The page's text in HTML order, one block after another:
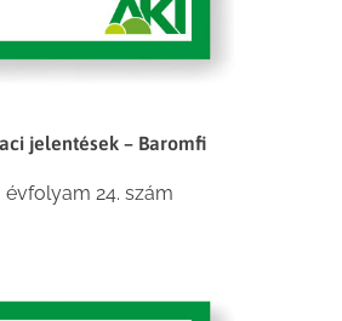
jelentések – Baromfi
évfolyam 24. szám